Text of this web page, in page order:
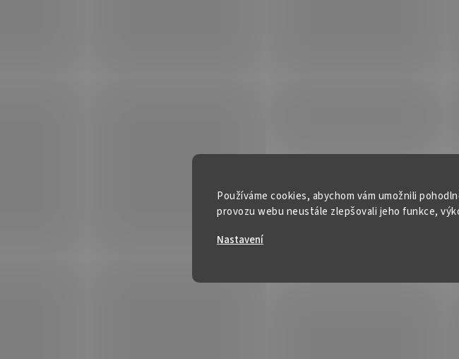
Používáme cookies, abychom vám umožnili
provozu webu neustále zlepšovali jeho funkce,
Nastavení